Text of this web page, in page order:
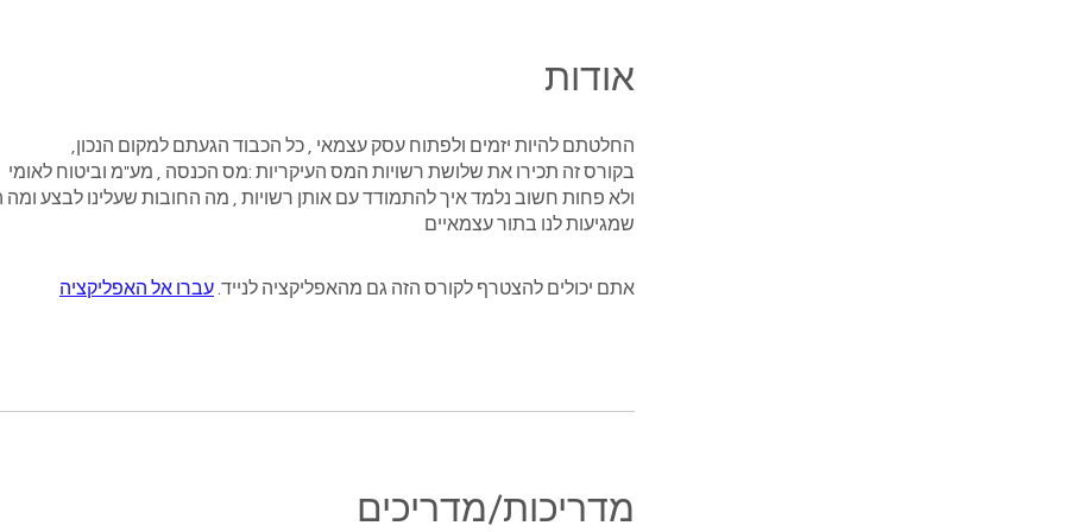
אודות
ולא פחות חשוב נלמד איך להתמודד עם אותן רשויות , מה החובות שעלינו לבצע ומה
שמגיעות לנו בתור עצמאיים
אתם יכולים להצטרף לקורס הזה גם מהאפליקציה לנייד. עברו אל האפליקציה
מדריכות/מדריכים